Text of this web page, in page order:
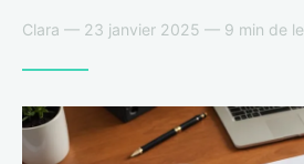
Clara — 23 janvier 2025 — 9 min de